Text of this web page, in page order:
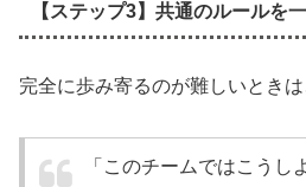
【ステップ3】共通のルールを
完全に歩み寄るのが難しいときは
「このチームではこうし